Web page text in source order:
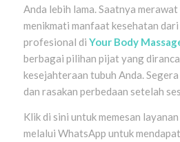
Anda lebih lama. Saatnya
menikmati manfaat kesehatan
profesional di Your Body
berbagai pilihan pijat yang
kesejahteraan tubuh Anda.
dan rasakan perbedaan setelah
Klik di sini untuk memesan
melalui WhatsApp untuk